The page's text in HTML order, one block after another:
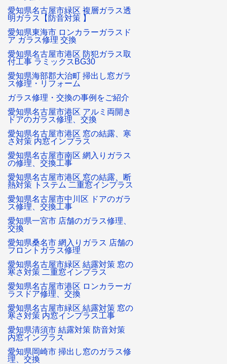
愛知県名古屋市緑区 複層ガラス透
明ガラス【防音対策 】
愛知県東海市 ロンカラーガラスド
ア ガラス修理 交換
愛知県名古屋市港区 防犯ガラス取
付工事 ラミックスBG30
愛知県海部郡大治町 掃出し窓ガラ
ス修理・リフォーム
ガラス修理・交換の事例をご紹介
愛知県名古屋市港区 アルミ両開き
ドアのガラス修理、交換
愛知県名古屋市港区 窓の結露、寒
さ対策 内窓インプラス
愛知県名古屋市南区 網入りガラス
の修理、交換工事
愛知県名古屋市港区 窓の結露、断
熱対策 トステム 二重窓インプラス
愛知県名古屋市中川区 ドアのガラ
ス修理、交換工事
愛知県一宮市 店舗のガラス修理、
交換
愛知県桑名市 網入りガラス 店舗の
フロントガラス修理
愛知県名古屋市緑区 結露対策 窓の
寒さ対策 二重窓インプラス
愛知県名古屋市港区 ロンカラーガ
ラスドア修理、交換
愛知県名古屋市緑区 結露対策 窓の
寒さ対策 内窓インプラス工事
愛知県清須市 結露対策 防音対策
内窓インプラス
愛知県岡崎市 掃出し窓のガラス修
理、交換